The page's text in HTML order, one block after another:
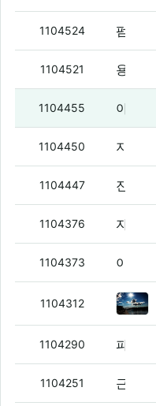
1104524
1104521
1104455
1104450
1104447
1104376
1104373
1104312
1104290
1104251